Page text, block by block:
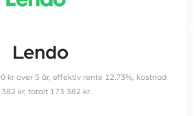
Lendo
kr over 5 år, effektiv rente 12.73%, kostnad
kr, totalt 173 382 kr.